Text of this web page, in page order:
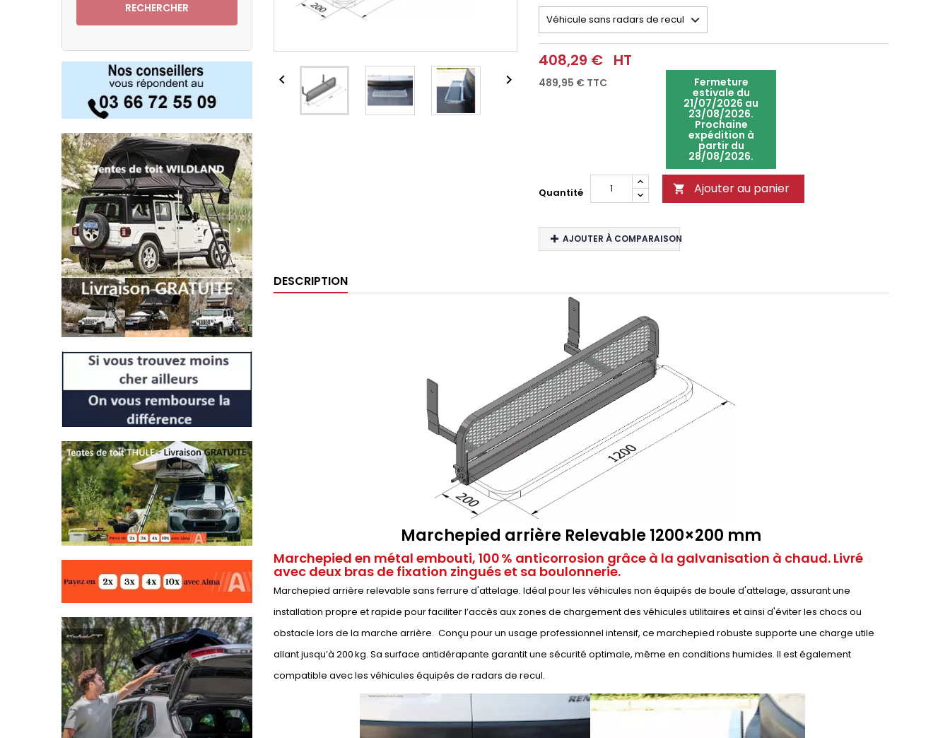
RECHERCHER
 
408,29 € HT
489,95 € TTC Fermeture
estivale du
21/07/2026 au
23/08/2026.
Prochaine
expédition à
partir du
28/08/2026.
Quantité  Ajouter au panier
AJOUTER À COMPARAISON
DESCRIPTION
Marchepied arrière Relevable 1200×200 mm
Marchepied en métal embouti, 100 % anticorrosion grâce à la galvanisation à chaud. Livré
avec deux bras de fixation zingués et sa boulonnerie.
Marchepied arrière relevable sans ferrure d'attelage. Idéal pour les véhicules non équipés de boule d'attelage, assurant une
installation propre et rapide pour faciliter l’accès aux zones de chargement des véhicules utilitaires et ainsi d'éviter les chocs ou
obstacle lors de la marche arrière. Conçu pour un usage professionnel intensif, ce marchepied robuste supporte une charge utile
allant jusqu’à 200 kg. Sa surface antidérapante garantit une sécurité optimale, même en conditions humides. Il est également
compatible avec les véhicules équipés de radars de recul.